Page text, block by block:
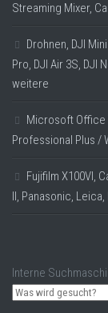
Streaming Mixer,
Drohnen, DJI
Pro, DJI Air 3S, DJI
weitere
Microsoft Office
Professional Plus /
Fujifilm X100VI,
II, Panasonic,
Interne